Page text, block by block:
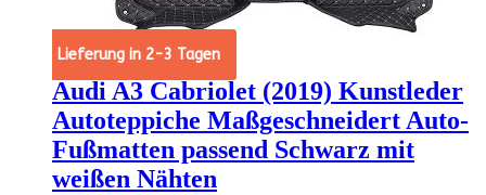
Angebot!
Lieferung in 2-3 Tagen
Audi A3 Cabriolet (2019) Kunstleder
Autoteppiche Maßgeschneidert Auto-
Fußmatten passend Schwarz mit
weißen Nähten